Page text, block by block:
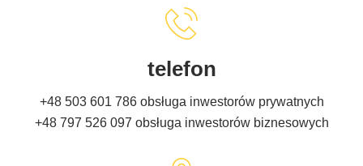
telefon
+48 503 601 786 obsługa inwestorów prywatnych
+48 797 526 097 obsługa inwestorów biznesowych